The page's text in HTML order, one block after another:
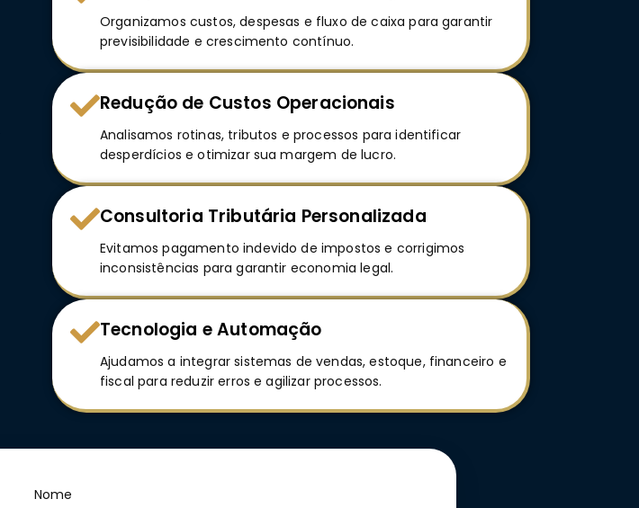
Organizamos custos, despesas e fluxo de caixa para garantir
previsibilidade e crescimento contínuo.
Redução de Custos Operacionais
Analisamos rotinas, tributos e processos para identificar
desperdícios e otimizar sua margem de lucro.
Consultoria Tributária Personalizada
Evitamos pagamento indevido de impostos e corrigimos
inconsistências para garantir economia legal.
Tecnologia e Automação
Ajudamos a integrar sistemas de vendas, estoque, financeiro e
fiscal para reduzir erros e agilizar processos.
Nome